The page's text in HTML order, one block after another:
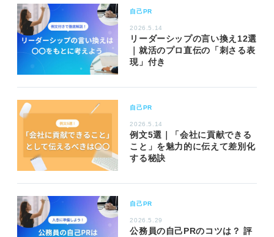
自己PR
2026.5.14
リーダーシップの言い換え12選
｜就活のプロ直伝の「刺さる表
現」付き
自己PR
2026.5.14
例文5選｜「会社に貢献できる
こと」を魅力的に伝えて差別化
する秘訣
自己PR
2026.5.29
公務員の自己PRのコツは？ 評